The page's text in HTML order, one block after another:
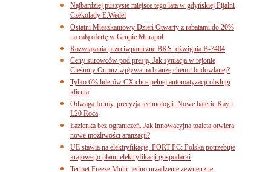
Najbardziej puszyste miejsce tego lata w gdyńskiej Pijalni
Czekolady E.Wedel
Ostatni Mieszkaniowy Dzień Otwarty z rabatami do 20%
na całą ofertę w Grupie Murapol
Rozwiązania przeciwpaniczne BKS: dźwignia B-7404
Ceny surowców pod presją. Jak sytuacja w rejonie
Cieśniny Ormuz wpływa na branżę chemii budowlanej?
Tylko 6% liderów CX chce pełnej automatyzacji obsługi
klienta
Odwaga formy, precyzja technologii. Nowe baterie Kay i
L20 Roca
Łazienka bez ograniczeń. Jak innowacyjna toaleta otwiera
nowe możliwości aranżacji?
UE stawia na elektryfikację. PORT PC: Polska potrzebuje
krajowego planu elektryfikacji gospodarki
Termet Freeze Multi: jedno urządzenie zewnętrzne,